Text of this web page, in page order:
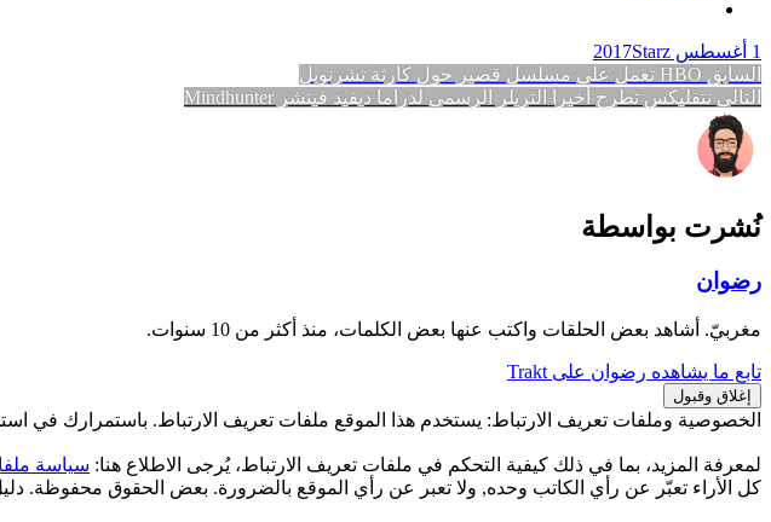
1 أغسطس 2017 Starz
تصفّح
المقالات
السابق المقالة
السابقة:
HBO تعمل على مسلسل قصير حول كارثة تشرنوبل
التالي المقالة
التالية:
نتفليكس تطرح أخيراً التريلر الرسمي لدراما ديفيد فينشر Mindhunter
نُشرت بواسطة
رضوان
مغربيّ. أشاهد بعض الحلقات واكتب عنها بعض الكلمات، منذ أكثر من 10 سنوات.
تابع ما يشاهده رضوان على Trakt
الخصوصية وملفات تعريف الارتباط: يستخدم هذا الموقع ملفات تعريف الارتباط. باستمرارك في
لمعرفة المزيد، بما في ذلك كيفية التحكم في ملفات تعريف الارتباط، يُرجى الاطلاع هنا: سياسة
كل الأراء تعبّر عن رأي الكاتب وحده, ولا تعبر عن رأي الموقع بالضرورة. بعض الحقوق محفوظة. دليل